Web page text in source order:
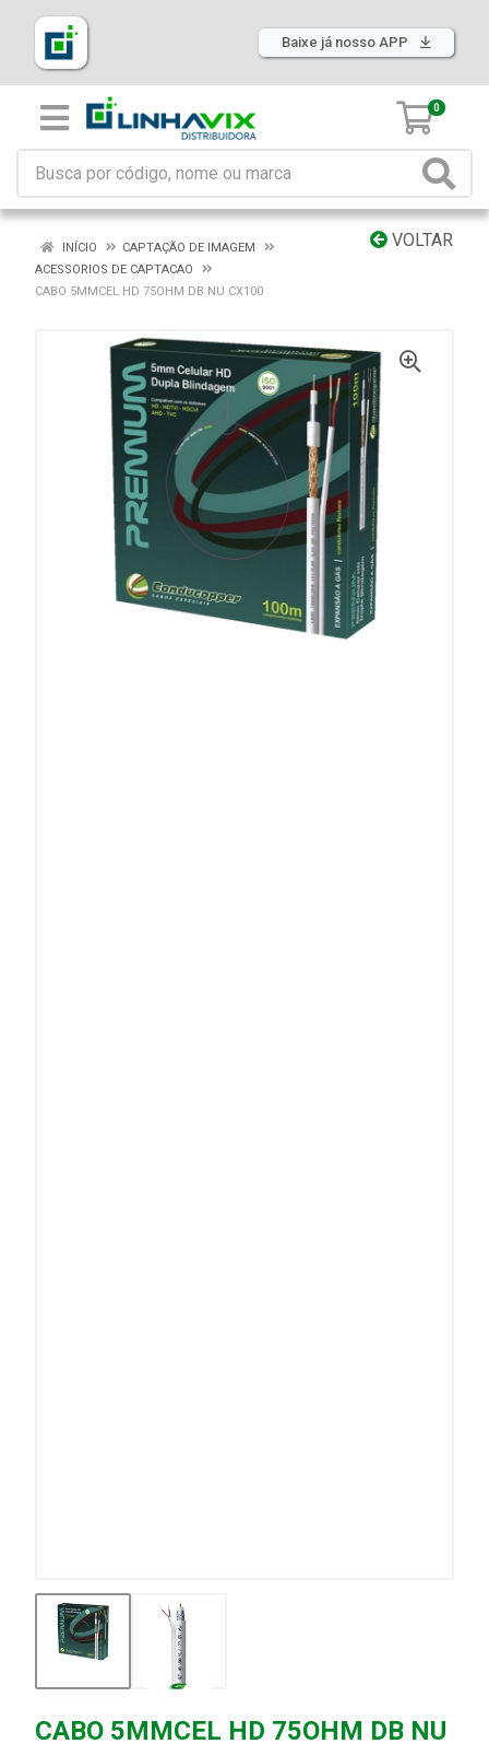
Baixe já nosso APP
0
VOLTAR
INÍCIO
CAPTAÇÃO DE IMAGEM
ACESSORIOS DE CAPTACAO
CABO 5MMCEL HD 75OHM DB NU CX100
CABO 5MMCEL HD 75OHM DB NU